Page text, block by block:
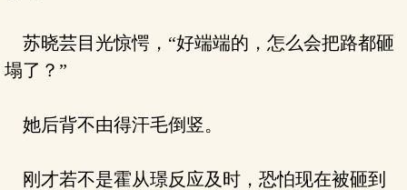
苏晓芸目光惊愕，“好端端的，怎么会把路都砸
塌了？”
她后背不由得汗毛倒竖。
刚才若不是霍从璟反应及时，恐怕现在被砸到